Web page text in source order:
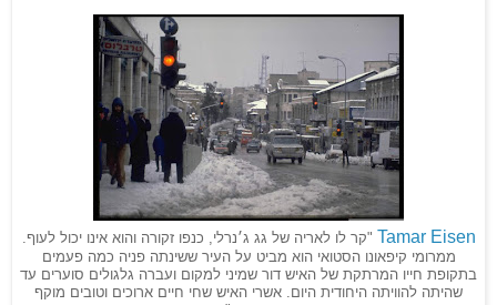
Tamar Eisen "קר לו לאריה של גג ג׳נרלי, כנפו זקורה והוא אינו יכול לעוף.
ממרומי קיפאונו הסטואי הוא מביט על העיר ששינתה פניה כמה פעמים
בתקופת חייו המרתקת של האיש דור שמיני למקום ועברה גלגולים סוערים עד
שהיתה להוויתה היחודית היום. אשרי האיש שחי חיים ארוכים וטובים מוקף